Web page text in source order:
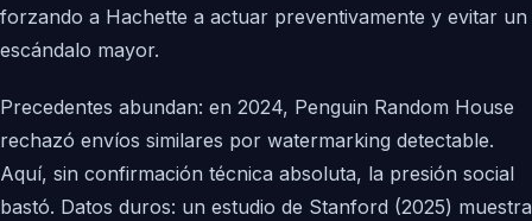
forzando a Hachette a actuar preventivamente y evitar un
escándalo mayor.
Precedentes abundan: en 2024, Penguin Random House
rechazó envíos similares por watermarking detectable.
Aquí, sin confirmación técnica absoluta, la presión social
bastó. Datos duros: un estudio de Stanford (2025) muestra